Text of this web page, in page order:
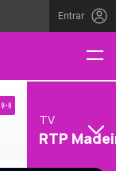
Entrar
TV
RTP